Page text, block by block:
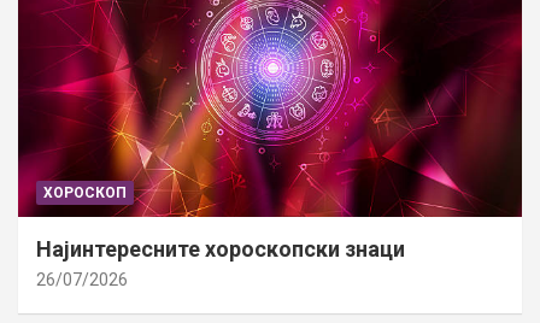
ХОРОСКОП
Најинтересните хороскопски знаци
26/07/2026